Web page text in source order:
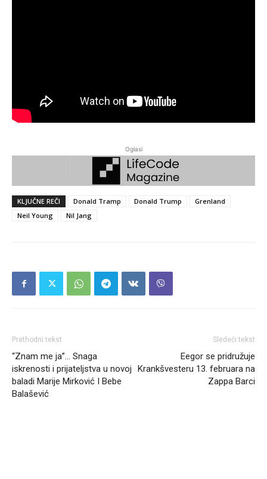
Oglasi
KLJUČNE REČI Donald Tramp Donald Trump
Grenland
Neil Young
Nil Jang
Prethodni tekst
“Znam me ja”… Snaga
iskrenosti i prijateljstva u novoj
baladi Marije Mirković I Bebe
Balašević
Sledeći tekst
Eegor se pridružuje
Krankšvesteru 13. februara na
Zappa Barci